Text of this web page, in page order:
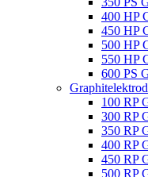
400 HP
450 HP
500 HP
550 HP
600 PS
100 RP
300 RP
350 RP
400 RP
450 RP
500 RP